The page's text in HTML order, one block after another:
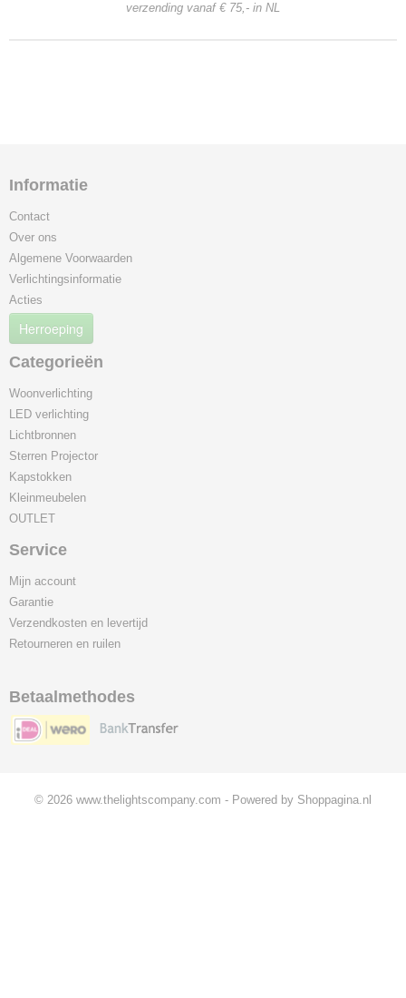
verzending vanaf € 75,- in NL
Informatie
Contact
Over ons
Algemene Voorwaarden
Verlichtingsinformatie
Acties
Herroeping
Categorieën
Woonverlichting
LED verlichting
Lichtbronnen
Sterren Projector
Kapstokken
Kleinmeubelen
OUTLET
Service
Mijn account
Garantie
Verzendkosten en levertijd
Retourneren en ruilen
Betaalmethodes
© 2026 www.thelightscompany.com - Powered by Shoppagina.nl